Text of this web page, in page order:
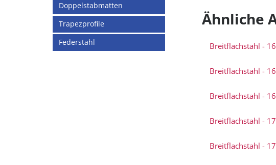
Doppelstabmatten
Trapezprofile
Federstahl
Ähnliche
Breitflachstahl -
Breitflachstahl -
Breitflachstahl -
Breitflachstahl -
Breitflachstahl -